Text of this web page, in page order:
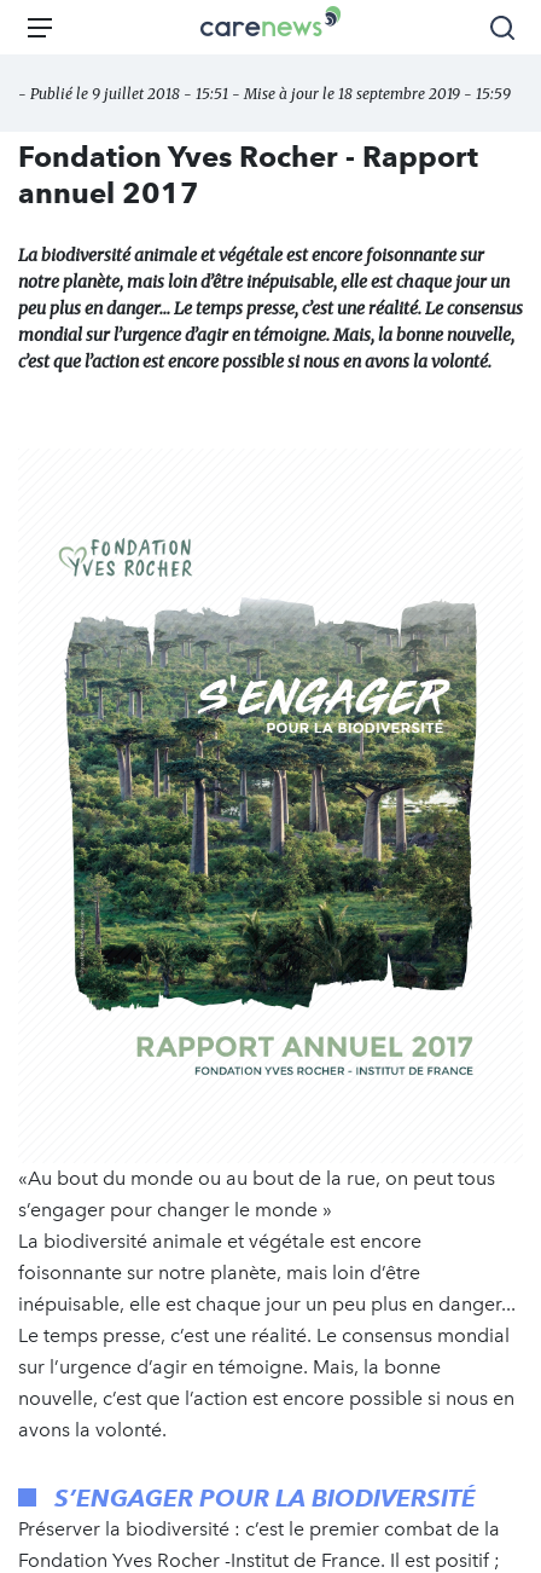
Aller
principal
Carenews,
des
de
Menu
- Publié le 9 juillet 2018 - 15:51 - Mise à jour le 18 septembre 2019 - 15:59
Fondation Yves Rocher - Rapport
annuel 2017
La biodiversité animale et végétale est encore foisonnante sur
notre planète, mais loin d’être inépuisable, elle est chaque jour un
peu plus en danger... Le temps presse, c’est une réalité. Le consensus
mondial sur l’urgence d’agir en témoigne. Mais, la bonne nouvelle,
c’est que l’action est encore possible si nous en avons la volonté.
«Au bout du monde ou au bout de la rue, on peut tous
s’engager pour changer le monde »
La biodiversité animale et végétale est encore
foisonnante sur notre planète, mais loin d’être
inépuisable, elle est chaque jour un peu plus en danger...
Le temps presse, c’est une réalité. Le consensus mondial
sur l’urgence d’agir en témoigne. Mais, la bonne
nouvelle, c’est que l’action est encore possible si nous en
avons la volonté.
S’ENGAGER POUR LA BIODIVERSITÉ
Préserver la biodiversité : c’est le premier combat de la
Fondation Yves Rocher -Institut de France. Il est positif ;